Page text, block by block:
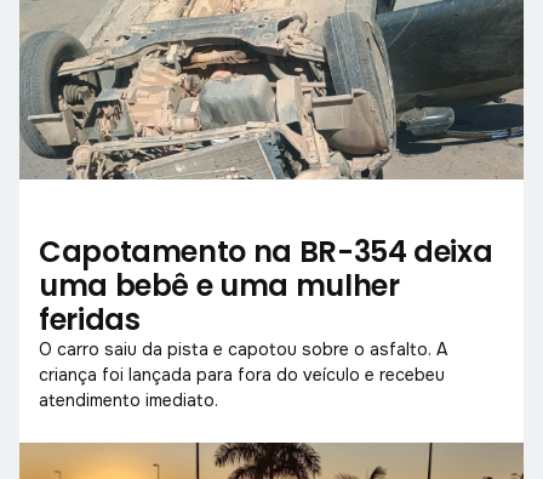
Capotamento na BR-354 deixa
uma bebê e uma mulher
feridas
O carro saiu da pista e capotou sobre o asfalto. A
criança foi lançada para fora do veículo e recebeu
atendimento imediato.